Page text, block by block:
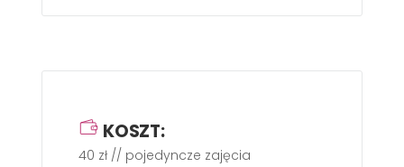
KOSZT:
40 zł // pojedyncze zajęcia